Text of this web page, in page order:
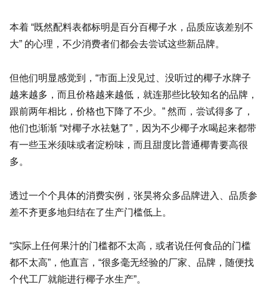
本着 “既然配料表都标明是百分百椰子水，品质应该差别不
大” 的心理，不少消费者们都会去尝试这些新品牌。
但他们明显感觉到，“市面上没见过、没听过的椰子水牌子
越来越多，而且价格越来越低，就连那些比较知名的品牌，
跟前两年相比，价格也下降了不少。” 然而，尝试得多了，
他们也渐渐 “对椰子水祛魅了”，因为不少椰子水喝起来都带
有一些玉米须味或者淀粉味，而且甜度比普通椰青要高很
多。
透过一个个具体的消费实例，张昊将众多品牌进入、品质参
差不齐更多地归结在了生产门槛低上。
“实际上任何果汁的门槛都不太高，或者说任何食品的门槛
都不太高”，他直言，“很多毫无经验的厂家、品牌，随便找
个代工厂就能进行椰子水生产”。